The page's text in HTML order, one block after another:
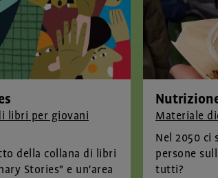
libri per giovani
della collana di libri
Stories" e un'area
Materiale
Nel 2050 ci
persone
tutti?